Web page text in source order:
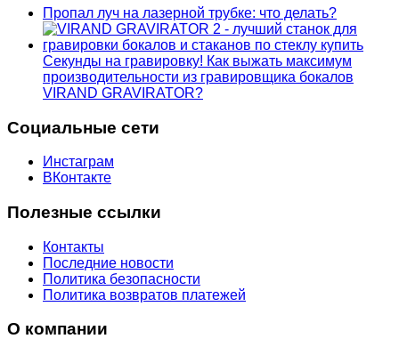
Пропал луч на лазерной трубке: что делать?
Секунды на гравировку! Как выжать максимум
производительности из гравировщика бокалов
VIRAND GRAVIRATOR?
Социальные сети
Инстаграм
ВКонтакте
Полезные ссылки
Контакты
Последние новости
Политика безопасности
Политика возвратов платежей
О компании